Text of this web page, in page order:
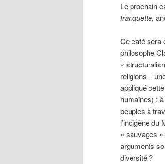
Le prochain
franquette,
Ce café sera
philosophe
«
religions –
appliqué
humaines) :
peuples à
l’indigène du
« sauvages
arguments
diversité ?